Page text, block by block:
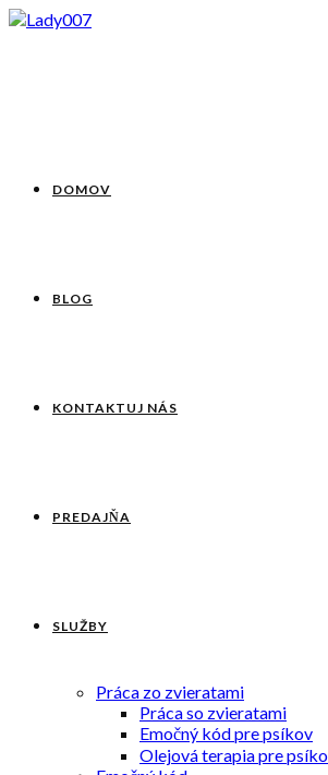
DOMOV
BLOG
KONTAKTUJ NÁS
PREDAJŇA
SLUŽBY
Práca zo zvieratami
Práca so zvieratami
Emočný kód pre psíkov
Olejová terapia pre